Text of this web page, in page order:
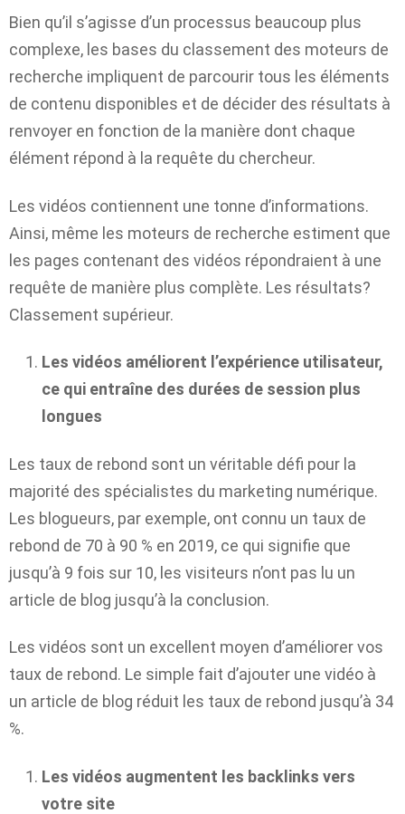
Bien qu’il s’agisse d’un processus beaucoup plus
complexe, les bases du classement des moteurs de
recherche impliquent de parcourir tous les éléments
de contenu disponibles et de décider des résultats à
renvoyer en fonction de la manière dont chaque
élément répond à la requête du chercheur.
Les vidéos contiennent une tonne d’informations.
Ainsi, même les moteurs de recherche estiment que
les pages contenant des vidéos répondraient à une
requête de manière plus complète. Les résultats?
Classement supérieur.
Les vidéos améliorent l’expérience utilisateur,
ce qui entraîne des durées de session plus
longues
Les taux de rebond sont un véritable défi pour la
majorité des spécialistes du marketing numérique.
Les blogueurs, par exemple, ont connu un taux de
rebond de 70 à 90 % en 2019, ce qui signifie que
jusqu’à 9 fois sur 10, les visiteurs n’ont pas lu un
article de blog jusqu’à la conclusion.
Les vidéos sont un excellent moyen d’améliorer vos
taux de rebond. Le simple fait d’ajouter une vidéo à
un article de blog réduit les taux de rebond jusqu’à 34
%.
Les vidéos augmentent les backlinks vers
votre site